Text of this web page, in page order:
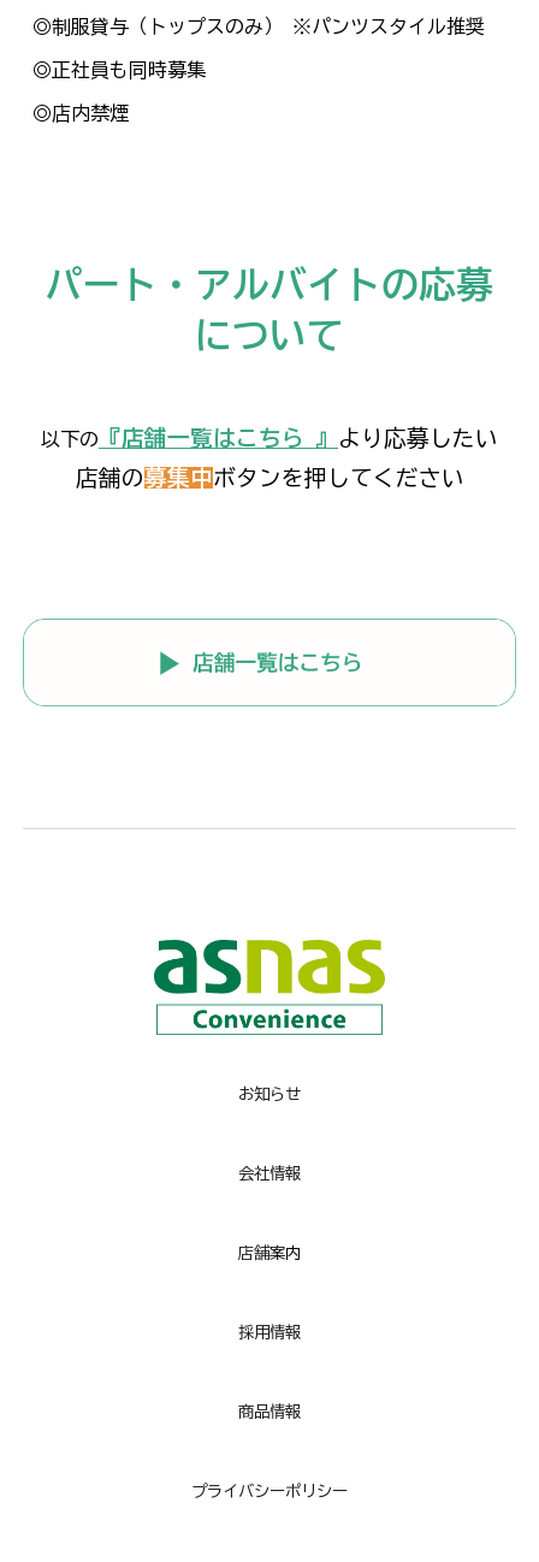
◎制服貸与（トップスのみ） ※パンツスタイル推奨
◎正社員も同時募集
◎店内禁煙
パート・アルバイトの応募
について
以下の 『店舗一覧はこちら 』
より応募したい
店舗の募集中ボタンを押してください
お知らせ
会社情報
店舗案内
採用情報
商品情報
プライバシーポリシー